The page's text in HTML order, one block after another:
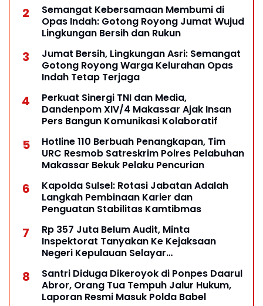
Semangat Kebersamaan Membumi di
Opas Indah: Gotong Royong Jumat Wujud
Lingkungan Bersih dan Rukun
Jumat Bersih, Lingkungan Asri: Semangat
Gotong Royong Warga Kelurahan Opas
Indah Tetap Terjaga
Perkuat Sinergi TNI dan Media,
Dandenpom XIV/4 Makassar Ajak Insan
Pers Bangun Komunikasi Kolaboratif
Hotline 110 Berbuah Penangkapan, Tim
URC Resmob Satreskrim Polres Pelabuhan
Makassar Bekuk Pelaku Pencurian
Kapolda Sulsel: Rotasi Jabatan Adalah
Langkah Pembinaan Karier dan
Penguatan Stabilitas Kamtibmas
Rp 357 Juta Belum Audit, Minta
Inspektorat Tanyakan Ke Kejaksaan
Negeri Kepulauan Selayar
Santri Diduga Dikeroyok di Ponpes Daarul
Abror, Orang Tua Tempuh Jalur Hukum,
Laporan Resmi Masuk Polda Babel